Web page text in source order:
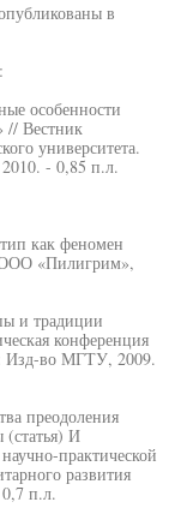
в
особенности
// Вестник
университета.
- 0,85 п.л.
как феномен
ООО «Пилигрим»,
и традиции
конференция
Изд-во МГТУ, 2009.
преодоления
(статья) И
практической
развития
п.л.